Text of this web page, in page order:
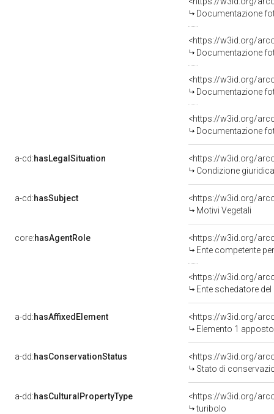
Documentazione
Documentazione
Documentazione
Documentazione
a-cd:hasLegalSituation
Condizione
a-cd:hasSubject
<https://w3id.org/
Motivi Vegetali
core:hasAgentRole
<https://w3id.org/
Ente competente
<https://w3id.org/
Ente schedatore
a-dd:hasAffixedElement
<https://w3id.org/
Elemento 1
a-dd:hasConservationStatus
<https://w3id.org/
Stato di
a-dd:hasCulturalPropertyType
<https://w3id.org/
turibolo